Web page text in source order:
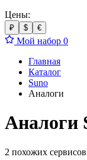
Цены:
₽ $ €
Мой набор 0
Главная
Каталог
Suno
Аналоги
Аналоги
2 похожих сервисов